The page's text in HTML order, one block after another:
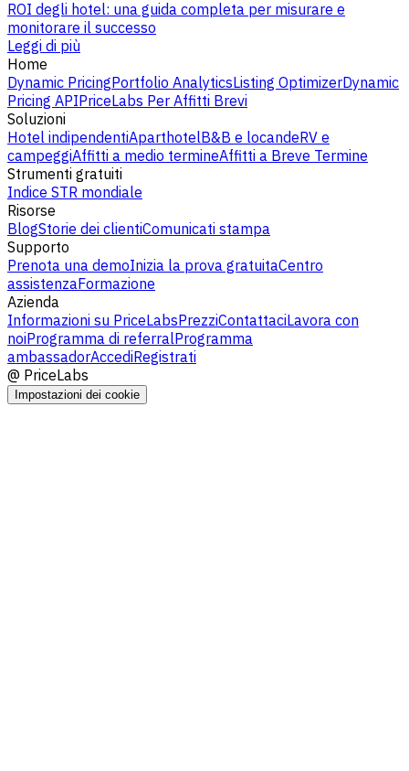
ROI degli hotel: una guida completa per misurare e
monitorare il successo
Leggi di più
Home
Dynamic PricingPortfolio AnalyticsListing OptimizerDynamic
Pricing APIPriceLabs Per Affitti Brevi
Soluzioni
Hotel indipendentiAparthotelB&B e locandeRV e
campeggiAffitti a medio termineAffitti a Breve Termine
Strumenti gratuiti
Indice STR mondiale
Risorse
BlogStorie dei clientiComunicati stampa
Supporto
Prenota una demoInizia la prova gratuitaCentro
assistenzaFormazione
Azienda
Informazioni su PriceLabsPrezziContattaciLavora con
noiProgramma di referralProgramma
ambassadorAccediRegistrati
@ PriceLabs
Impostazioni dei cookie